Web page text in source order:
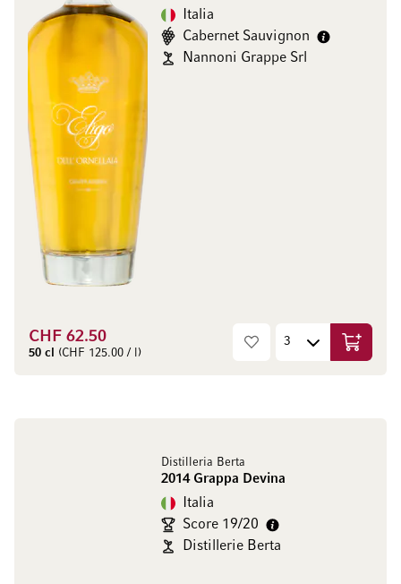
Italia
Cabernet Sauvignon
Nannoni Grappe Srl
CHF 62.50
50 cl (CHF 125.00 / l)
Distilleria Berta
2014 Grappa Devina
Italia
Score 19/20
Distillerie Berta